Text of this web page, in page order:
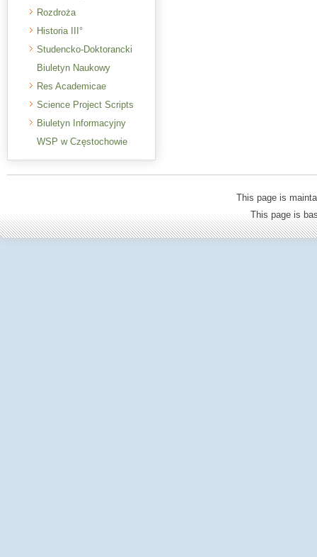
Rozdroża
Historia III°
Studencko-Doktorancki
Biuletyn Naukowy
Res Academicae
Science Project Scripts
Biuletyn Informacyjny
WSP w Częstochowie
This page is
This page is